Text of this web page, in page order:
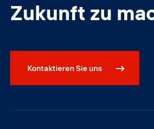
Zukunft zu
Kontaktieren Sie uns